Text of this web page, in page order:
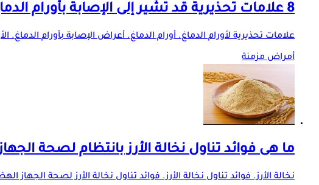
8 علامات تحذيرية قد تشير إلى الإصابة بأورام الدماغ.. لا يجب تجاهلها
علامات تحذيرية لأورام الدماغ. أورام الدماغ. أعراض الإصابة بأورام
أمراض مزمنة
ما هى فوائد تناول نخالة الأرز بانتظام لصحة
نخالة الأرز. فوائد تناول نخالة الأرز. فوائد تناول نخالة الأرز لصحة